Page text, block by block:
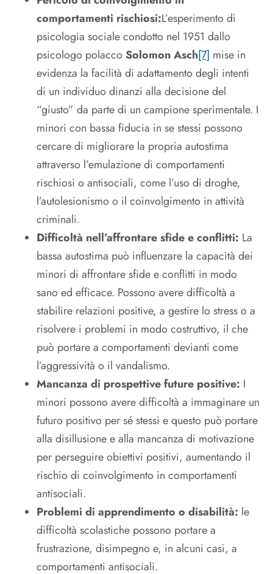
comportamenti rischiosi:L’esperimento di
psicologia sociale condotto nel 1951 dallo
psicologo polaccoSolomon Asch[7] mise in
evidenza la facilità di adattamento degli intenti
di un individuo dinanzi alla decisione del
“giusto” da parte di un campione sperimentale. I
minori con bassa fiducia in se stessi possono
cercare di migliorare la propria autostima
attraverso l’emulazione di comportamenti
rischiosi o antisociali, come l’uso di droghe,
l’autolesionismo o il coinvolgimento in attività
criminali.
Difficoltà nell’affrontare sfide e conflitti: La
bassa autostima può influenzare la capacità dei
minori di affrontare sfide e conflitti in modo
sano ed efficace. Possono avere difficoltà a
stabilire relazioni positive, a gestire lo stress o a
risolvere i problemi in modo costruttivo, il che
può portare a comportamenti devianti come
l’aggressività o il vandalismo.
Mancanza di prospettive future positive: I
minori possono avere difficoltà a immaginare un
futuro positivo per sé stessi e questo può portare
alla disillusione e alla mancanza di motivazione
per perseguire obiettivi positivi, aumentando il
rischio di coinvolgimento in comportamenti
antisociali.
Problemi di apprendimento o disabilità: le
difficoltà scolastiche possono portare a
frustrazione, disimpegno e, in alcuni casi, a
comportamenti antisociali.